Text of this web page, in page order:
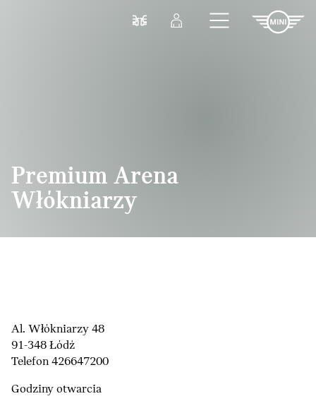
Przejdź do głównej treści
Porównaj Zaloguj się
Premium Arena
Włókniarzy
Al. Włókniarzy 48
91-348 Łódź
Telefon 426647200
Godziny otwarcia